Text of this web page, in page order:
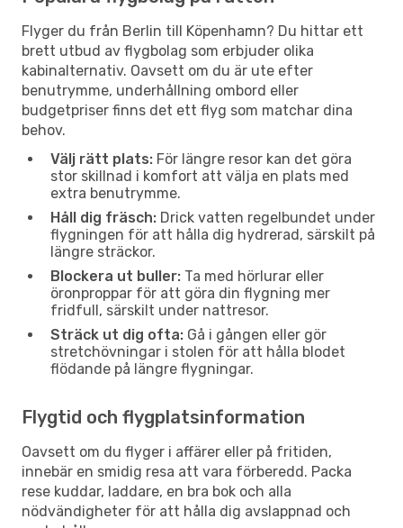
Flyger du från Berlin till Köpenhamn? Du hittar ett
brett utbud av flygbolag som erbjuder olika
kabinalternativ. Oavsett om du är ute efter
benutrymme, underhållning ombord eller
budgetpriser finns det ett flyg som matchar dina
behov.
Välj rätt plats: För längre resor kan det göra
stor skillnad i komfort att välja en plats med
extra benutrymme.
Håll dig fräsch: Drick vatten regelbundet under
flygningen för att hålla dig hydrerad, särskilt på
längre sträckor.
Blockera ut buller: Ta med hörlurar eller
öronproppar för att göra din flygning mer
fridfull, särskilt under nattresor.
Sträck ut dig ofta: Gå i gången eller gör
stretchövningar i stolen för att hålla blodet
flödande på längre flygningar.
Flygtid och flygplatsinformation
Oavsett om du flyger i affärer eller på fritiden,
innebär en smidig resa att vara förberedd. Packa
rese kuddar, laddare, en bra bok och alla
nödvändigheter för att hålla dig avslappnad och